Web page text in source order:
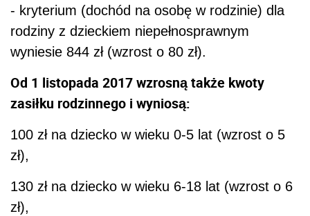
- kryterium (dochód na osobę w rodzinie) dla
rodziny z dzieckiem niepełnosprawnym
wyniesie 844 zł (wzrost o 80 zł).
Od 1 listopada 2017 wzrosną także kwoty
zasiłku rodzinnego i wyniosą:
100 zł na dziecko w wieku 0-5 lat (wzrost o 5
zł),
130 zł na dziecko w wieku 6-18 lat (wzrost o 6
zł),